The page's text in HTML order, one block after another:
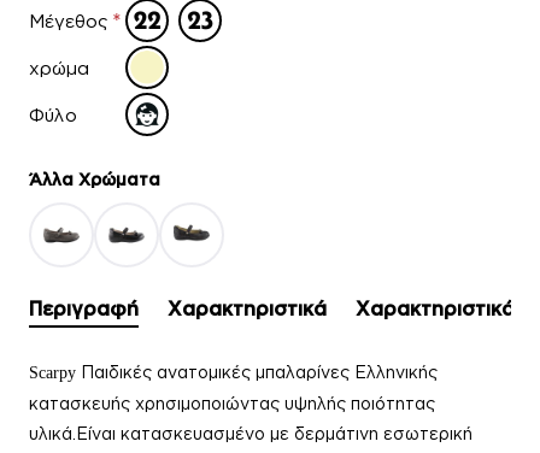
Μέγεθος
χρώμα
Φύλο
Άλλα Xρώματα
Περιγραφή Χαρακτηριστικά Χαρακτηριστικά
Scarpy Παιδικές ανατομικές μπαλαρίνες Ελληνικής
κατασκευής χρησιμοποιώντας υψηλής ποιότητας
υλικά.Είναι κατασκευασμένο με δερμάτινη εσωτερική